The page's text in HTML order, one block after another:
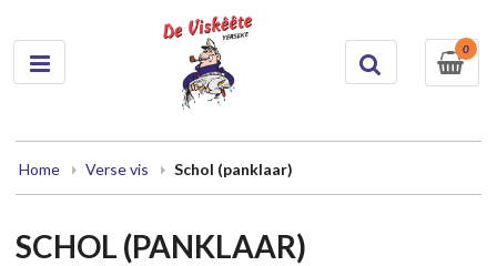
0
Home Verse vis Schol (panklaar)
SCHOL (PANKLAAR)